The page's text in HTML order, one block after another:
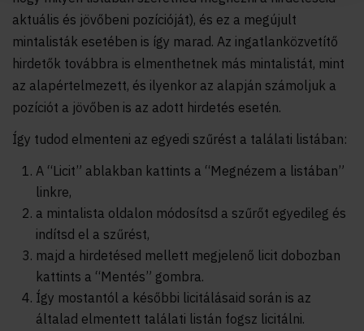
aktuális és jövőbeni pozícióját), és ez a megújult
mintalisták esetében is így marad. Az ingatlanközvetítő
hirdetők továbbra is elmenthetnek más mintalistát, mint
az alapértelmezett, és ilyenkor az alapján számoljuk a
pozíciót a jövőben is az adott hirdetés esetén.
Így tudod elmenteni az egyedi szűrést a találati listában:
A “Licit” ablakban kattints a “Megnézem a listában”
linkre,
a mintalista oldalon módosítsd a szűrőt egyedileg és
indítsd el a szűrést,
majd a hirdetésed mellett megjelenő licit dobozban
kattints a “Mentés” gombra.
Így mostantól a későbbi licitálásaid során is az
általad elmentett találati listán fogsz licitálni.